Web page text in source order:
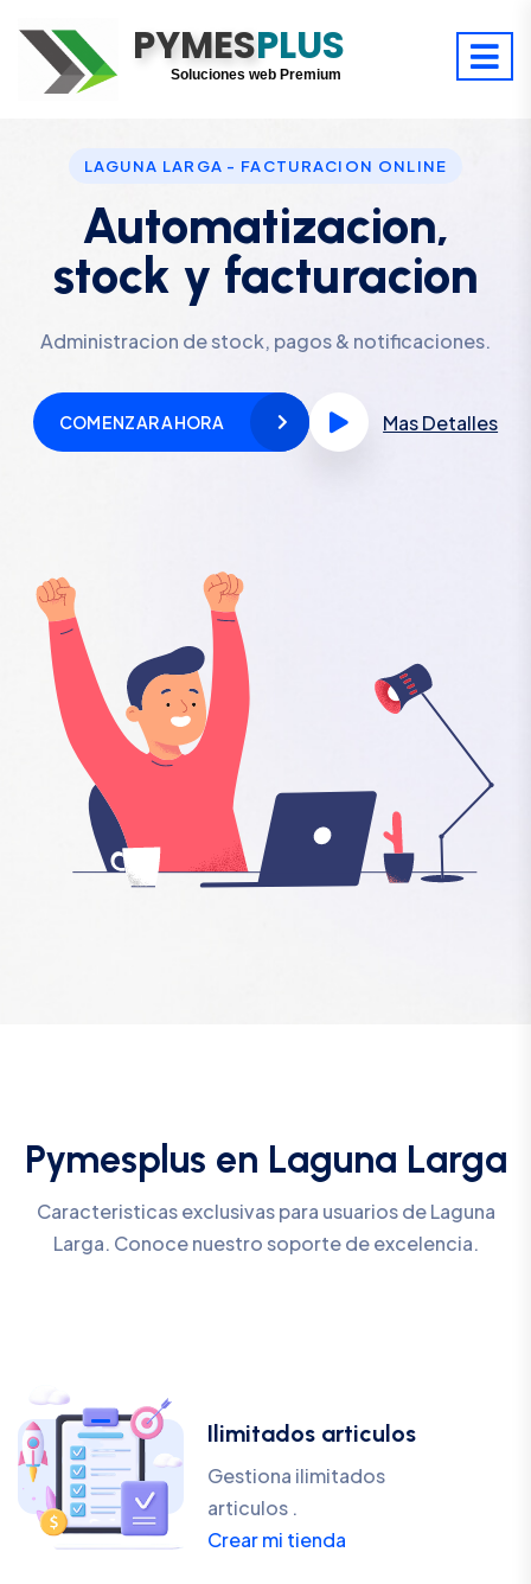
PYMESPLUS
Digitaliza tu éxito
Soluciones web Premium
LAGUNA LARGA - FACTURACION ONLINE
Automatizacion,
stock y facturacion
Administracion de stock, pagos & notificaciones.
COMENZAR AHORA Mas Detalles
Pymesplus en Laguna Larga
Caracteristicas exclusivas para usuarios de Laguna
Larga. Conoce nuestro soporte de excelencia.
Ilimitados articulos
Gestiona ilimitados
articulos .
Crear mi tienda